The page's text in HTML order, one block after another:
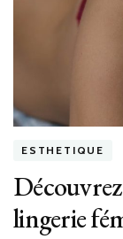
ESTHETIQUE
lingerie